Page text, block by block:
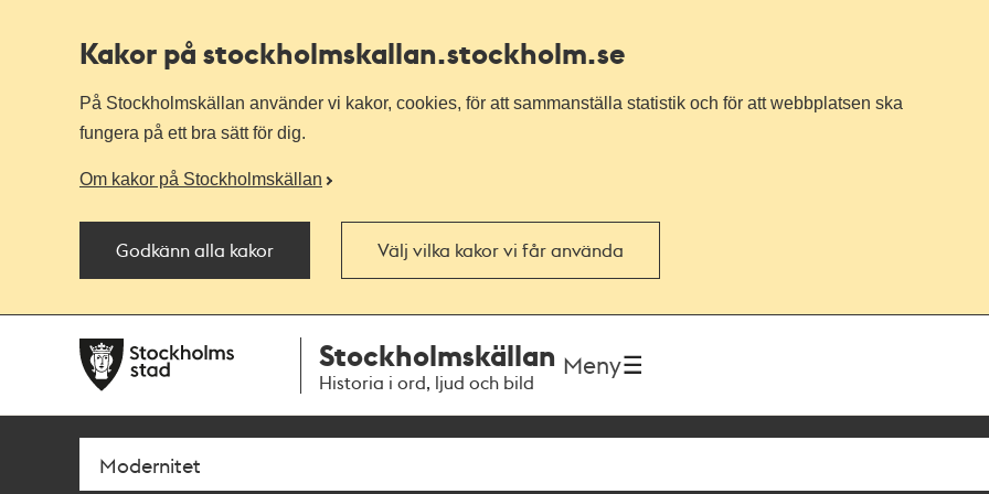
Kakor på stockholmskallan.stockholm.se
På Stockholmskällan använder vi kakor, cookies, för att sammanställa statistik och för att webbplatsen ska
fungera på ett bra sätt för dig.
Om kakor på Stockholmskällan
Godkänn alla kakor Välj vilka kakor vi får använda
navigationen
huvudinnehållet
Stockholmskällan
Historia i ord, ljud och bild
Meny
Sök